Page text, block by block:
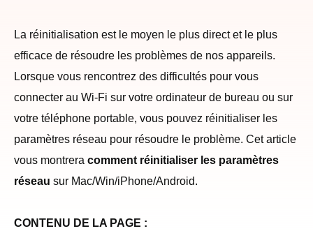
La réinitialisation est le moyen le plus direct et le plus
efficace de résoudre les problèmes de nos appareils.
Lorsque vous rencontrez des difficultés pour vous
connecter au Wi-Fi sur votre ordinateur de bureau ou sur
votre téléphone portable, vous pouvez réinitialiser les
paramètres réseau pour résoudre le problème. Cet article
vous montrera comment réinitialiser les paramètres
réseau sur Mac/Win/iPhone/Android.
CONTENU DE LA PAGE :